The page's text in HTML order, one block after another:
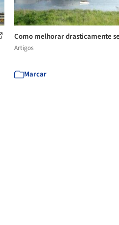
Como melhorar drasticamente
Artigos
Marcar